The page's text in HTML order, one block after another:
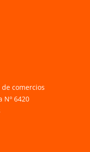
comercios
Nº 6420